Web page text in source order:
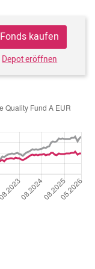
Fonds kaufen
Depot eröffnen